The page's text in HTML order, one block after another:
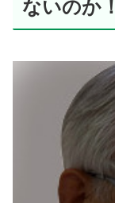
ないのか！